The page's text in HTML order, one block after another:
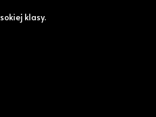
klasy.